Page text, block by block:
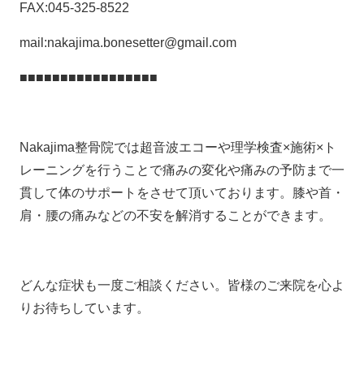
FAX:045-325-8522
mail:nakajima.bonesetter@gmail.com
■■■■■■■■■■■■■■■■■
Nakajima整骨院では超音波エコーや理学検査×施術×ト
レーニングを行うことで痛みの変化や痛みの予防まで一
貫して体のサポートをさせて頂いております。膝や首・
肩・腰の痛みなどの不安を解消することができます。
どんな症状も一度ご相談ください。皆様のご来院を心よ
りお待ちしています。